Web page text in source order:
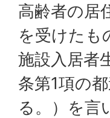
高齢者の居
を受けたも
施設入居者
条第1項の
る。）を言